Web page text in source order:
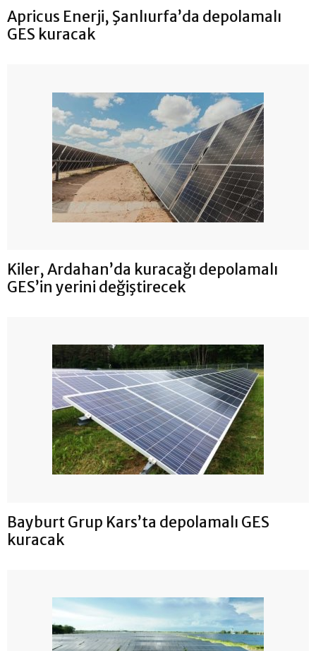
Apricus Enerji, Şanlıurfa’da depolamalı
GES kuracak
Kiler, Ardahan’da kuracağı depolamalı
GES’in yerini değiştirecek
Bayburt Grup Kars’ta depolamalı GES
kuracak